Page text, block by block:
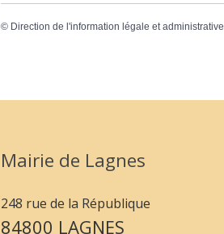
© Direction de l'information légale et administrative
Mairie de Lagnes
248 rue de la République
84800 LAGNES